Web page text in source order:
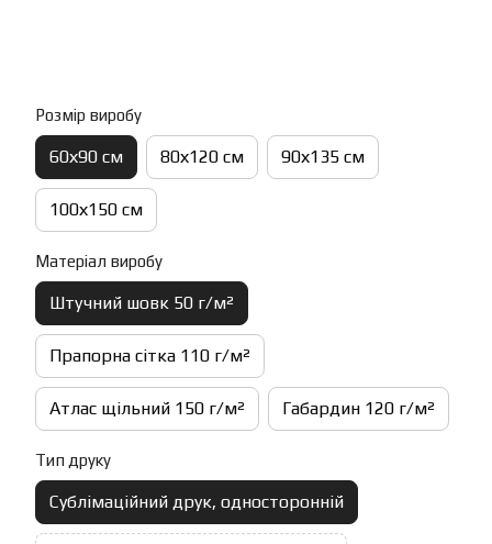
Розмір виробу
60х90 см 80х120 см 90х135 см
100х150 см
Матеріал виробу
Штучний шовк 50 г/м²
Прапорна сітка 110 г/м²
Атлас щільний 150 г/м² Габардин 120 г/м²
Тип друку
Сублімаційний друк, односторонній